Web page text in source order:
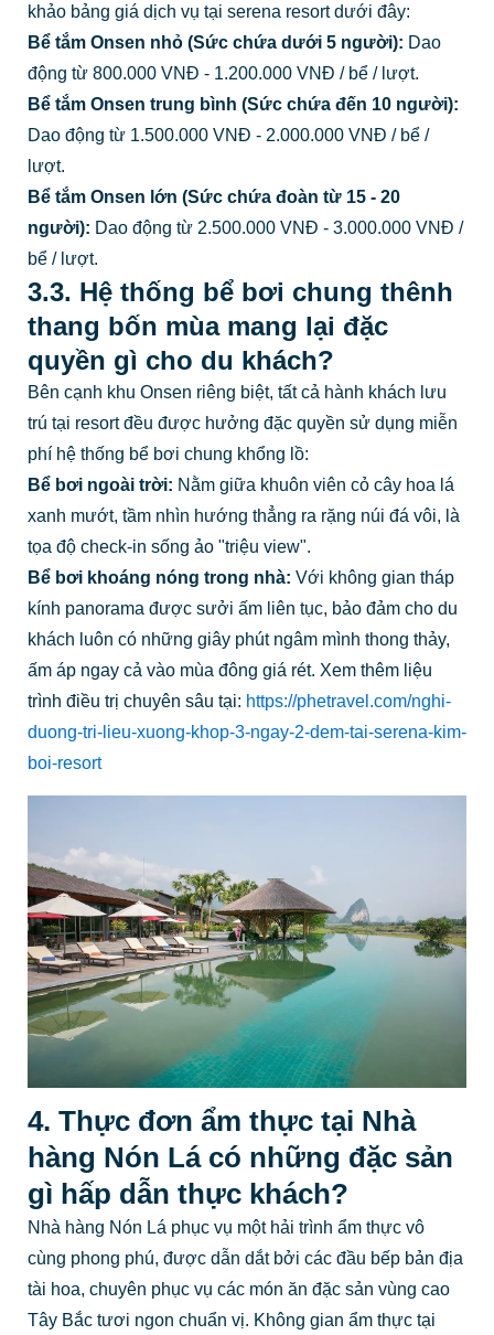
khảo bảng giá dịch vụ tại serena resort dưới đây:
Bể tắm Onsen nhỏ (Sức chứa dưới 5 người): Dao
động từ 800.000 VNĐ - 1.200.000 VNĐ / bể / lượt.
Bể tắm Onsen trung bình (Sức chứa đến 10 người):
Dao động từ 1.500.000 VNĐ - 2.000.000 VNĐ / bể /
lượt.
Bể tắm Onsen lớn (Sức chứa đoàn từ 15 - 20
người): Dao động từ 2.500.000 VNĐ - 3.000.000 VNĐ /
bể / lượt.
3.3. Hệ thống bể bơi chung thênh
thang bốn mùa mang lại đặc
quyền gì cho du khách?
Bên cạnh khu Onsen riêng biệt, tất cả hành khách lưu
trú tại resort đều được hưởng đặc quyền sử dụng miễn
phí hệ thống bể bơi chung khổng lồ:
Bể bơi ngoài trời: Nằm giữa khuôn viên cỏ cây hoa lá
xanh mướt, tầm nhìn hướng thẳng ra rặng núi đá vôi, là
tọa độ check-in sống ảo "triệu view".
Bể bơi khoáng nóng trong nhà: Với không gian tháp
kính panorama được sưởi ấm liên tục, bảo đảm cho du
khách luôn có những giây phút ngâm mình thong thảy,
ấm áp ngay cả vào mùa đông giá rét. Xem thêm liệu
trình điều trị chuyên sâu tại: https://phetravel.com/nghi-
duong-tri-lieu-xuong-khop-3-ngay-2-dem-tai-serena-kim-
boi-resort
4. Thực đơn ẩm thực tại Nhà
hàng Nón Lá có những đặc sản
gì hấp dẫn thực khách?
Nhà hàng Nón Lá phục vụ một hải trình ẩm thực vô
cùng phong phú, được dẫn dắt bởi các đầu bếp bản địa
tài hoa, chuyên phục vụ các món ăn đặc sản vùng cao
Tây Bắc tươi ngon chuẩn vị. Không gian ẩm thực tại